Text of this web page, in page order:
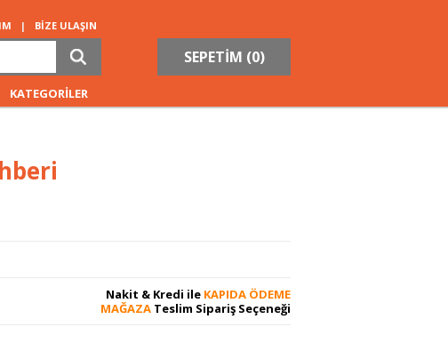
| BİZE ULAŞIN
SEPETİM (0)
KATEGORİLER
Nakit & Kredi ile KAPIDA ÖDEME
MAĞAZA Teslim Sipariş Seçeneği